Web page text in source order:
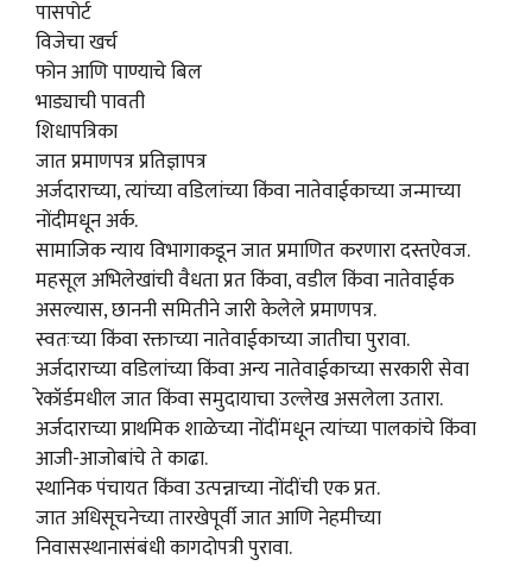
पासपोर्ट
विजेचा खर्च
फोन आणि पाण्याचे बिल
भाड्याची पावती
शिधापत्रिका
जात प्रमाणपत्र प्रतिज्ञापत्र
अर्जदाराच्या, त्यांच्या वडिलांच्या किंवा नातेवाईकाच्या जन्माच्या
नोंदीमधून अर्क.
सामाजिक न्याय विभागाकडून जात प्रमाणित करणारा दस्तऐवज.
महसूल अभिलेखांची वैधता प्रत किंवा, वडील किंवा नातेवाईक
असल्यास, छाननी समितीने जारी केलेले प्रमाणपत्र.
स्वतःच्या किंवा रक्ताच्या नातेवाईकाच्या जातीचा पुरावा.
अर्जदाराच्या वडिलांच्या किंवा अन्य नातेवाईकाच्या सरकारी सेवा
रेकॉर्डमधील जात किंवा समुदायाचा उल्लेख असलेला उतारा.
अर्जदाराच्या प्राथमिक शाळेच्या नोंदींमधून त्यांच्या पालकांचे किंवा
आजी-आजोबांचे ते काढा.
स्थानिक पंचायत किंवा उत्पन्नाच्या नोंदींची एक प्रत.
जात अधिसूचनेच्या तारखेपूर्वी जात आणि नेहमीच्या
निवासस्थानासंबंधी कागदोपत्री पुरावा.